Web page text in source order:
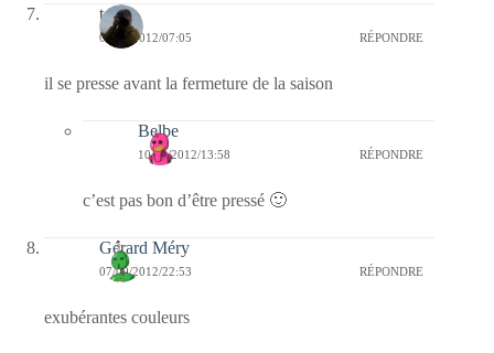
telos
08/09/2012/07:05 RÉPONDRE
il se presse avant la fermeture de la saison
Belbe
10/09/2012/13:58 RÉPONDRE
c’est pas bon d’être pressé 🙂
Gérard Méry
07/09/2012/22:53 RÉPONDRE
exubérantes couleurs